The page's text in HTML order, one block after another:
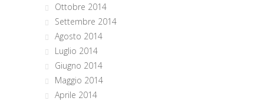
Ottobre 2014
Settembre 2014
Agosto 2014
Luglio 2014
Giugno 2014
Maggio 2014
Aprile 2014